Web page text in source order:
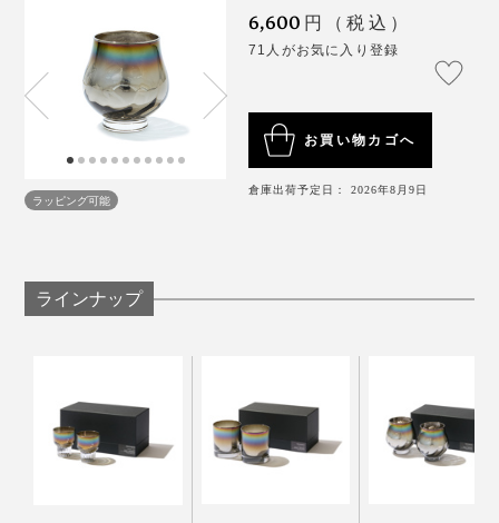
外から見るとオーロラカラーですが、内側はシルバー。
ワインの色が反射してキラキラ輝きます。ワインによっ
て表情が変わるのも愉しみ。
メーカーさんにお話を聞くと、チタンをグラスの内側だ
けに、半透明になる薄さでコーティングできるのは、知
る限り『PROGRESS』のみではないかとのこと。
ナノレベルの薄さで膜を作るため、熟練の職人による手
作業で、グラスを精密洗浄、精密研磨しているそうで
す。
乳幼児の手の届かないところに保管してください
食器洗い洗浄機、電子レンジ、オーブンには対応し
ていません
傷がつきますと破損しやすくなります
ガラス同士、金属同士など固いものとぶつからない
内面にチタン加工を施しておりますので、金属製の
グラスを重ねますと、チタンコートを傷めることが
あります
亀裂や破損したガラス片は大変危険ですので、各自
治体の指示に従って破棄してください
ラッピング可能
6,600 円（税込）
71人がお気に入り登録
お買い物カゴへ
倉庫出荷予定日： 2026年8月9日
ラインナップ